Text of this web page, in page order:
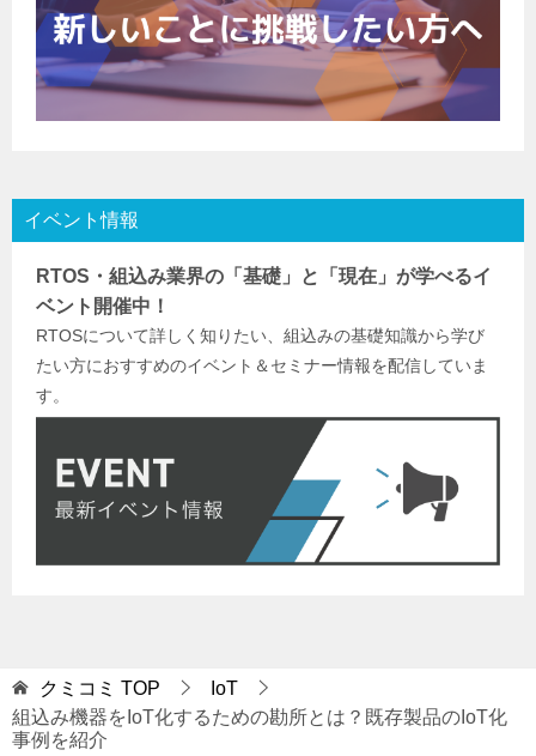
イベント情報
RTOS・組込み業界の「基礎」と「現在」が学べるイ
ベント開催中！
RTOSについて詳しく知りたい、組込みの基礎知識から学び
たい方におすすめのイベント＆セミナー情報を配信していま
す。
クミコミ TOP
IoT
組込み機器をIoT化するための勘所とは？既存製品のIoT化
事例を紹介